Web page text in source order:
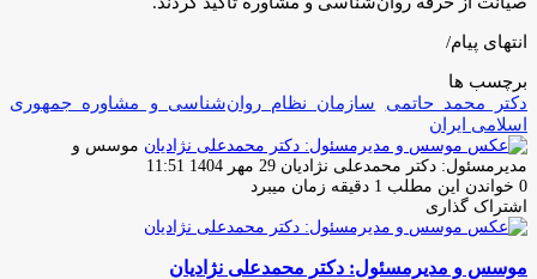
انتهای پیام/
برچسب ها
دکتر محمد حاتمی
سازمان نظام روان‌شناسی و مشاوره جمهوری
اسلامی ایران
موسس و
مدیرمسئول: دکتر محمدعلی نژادیان ارسال
ایمیل
29 مهر 1404 11:51
0 خواندن این مطلب 1 دقیقه زمان میبرد
اشتراک گذاری
فیس
توئیتر
لینکدین
واتس
تلگرام
اشتراک
از
چاپ
موسس و مدیرمسئول: دکتر محمدعلی نژادیان